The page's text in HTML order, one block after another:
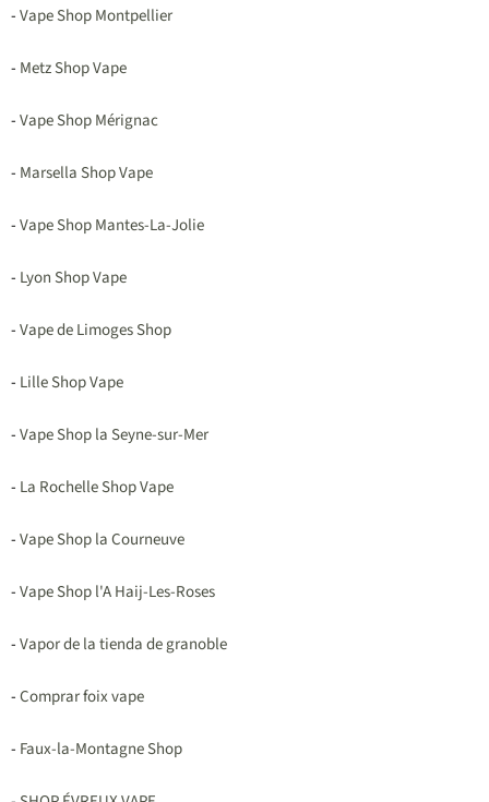
-Vape Shop Montpellier
- Metz Shop Vape
-Vape Shop Mérignac
- Marsella Shop Vape
-Vape Shop Mantes-La-Jolie
- Lyon Shop Vape
-Vape de Limoges Shop
- Lille Shop Vape
-Vape Shop la Seyne-sur-Mer
- La Rochelle Shop Vape
-Vape Shop la Courneuve
-Vape Shop l'A Haij-Les-Roses
-Vapor de la tienda de granoble
-Comprar foix vape
- Faux-la-Montagne Shop